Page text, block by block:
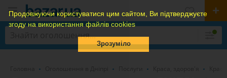
Продовжуючи користуватися цим сайтом, Ви підтверджуєте
згоду на використання файлів cookies
Зрозуміло